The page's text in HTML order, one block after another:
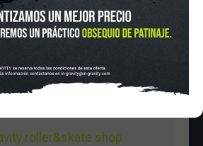
roller&skate shop